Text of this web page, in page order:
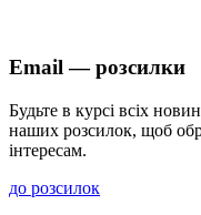
Email — розсилки
Будьте в курсі всіх
наших розсилок, щоб
інтересам.
до розсилок